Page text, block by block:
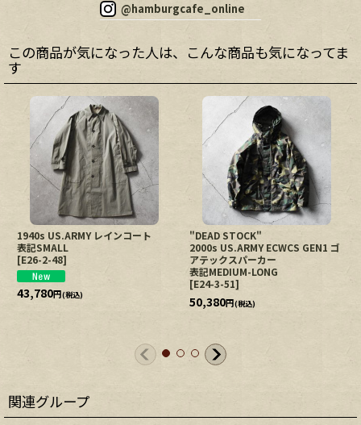
@hamburgcafe_online
この商品が気になった人は、こんな商品も気になってま
す
1940s US.ARMY レインコート
表記SMALL
[E26-2-48]
43,780円(税込)
"DEAD STOCK"
2000s US.ARMY ECWCS GEN1 ゴ
アテックスパーカー
表記MEDIUM-LONG
[E24-3-51]
50,380円(税込)
関連グループ